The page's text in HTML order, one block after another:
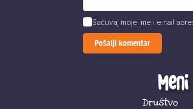
Sačuvaj moje ime i email
Meni
Društvo